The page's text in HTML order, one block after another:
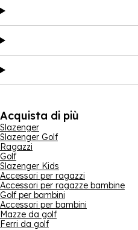
Acquista di più
Slazenger
Slazenger Golf
Ragazzi
Golf
Slazenger Kids
Accessori per ragazzi
Accessori per ragazze bambine
Golf per bambini
Accessori per bambini
Mazze da golf
Ferri da golf